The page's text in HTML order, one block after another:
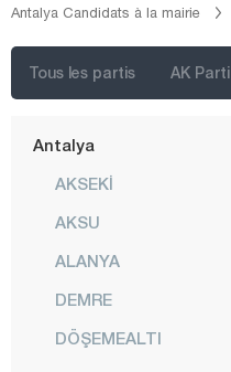
Antalya Candidats à la mairie
Tous les partis AK Parti
Ağrı
Amasya
Antalya
AKSEKİ
AKSU
ALANYA
DEMRE
DÖŞEMEALTI